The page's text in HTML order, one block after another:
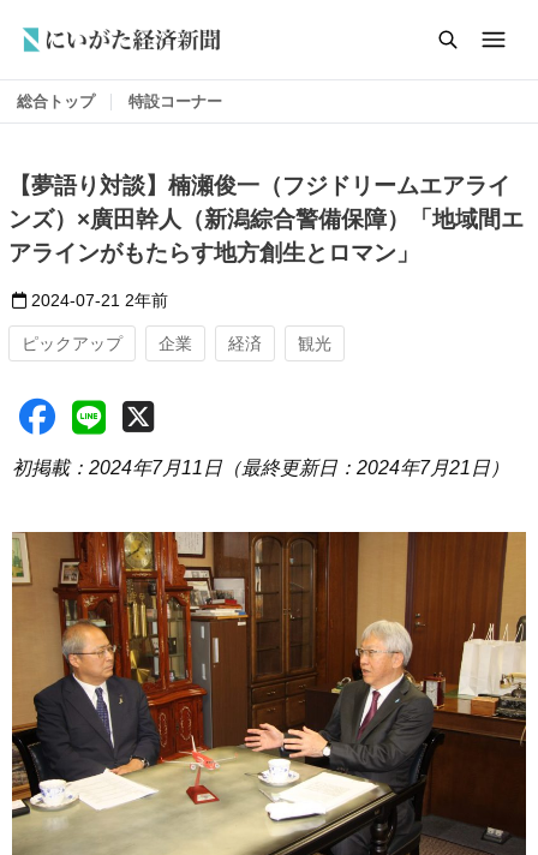
総合トップ 特設コーナー
【夢語り対談】楠瀬俊一（フジドリームエアライ
ンズ）×廣田幹人（新潟綜合警備保障）「地域間エ
アラインがもたらす地方創生とロマン」
2024-07-21 2年前
ピックアップ 企業 経済 観光
初掲載：2024年7月11日（最終更新日：2024年7月21日）